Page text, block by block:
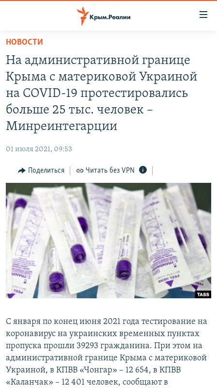
Вернуться
основному
содержанию
Вернутся
главной
навигации
Вернутся
СПЕЦПРОЕКТЫ
ГРУЗ 200
КАРТА ВОЕННЫХ ОБЪЕКТОВ КРЫМА
ВОДА
ИСТОРИЯ
ЕЩЕ
ТЕЛЕПРОЕКТ КРЫМ.РЕАЛИИ
СОВЕТЫ ПРАВОЗАЩИТНИКОВ
ПРОПАВШИЕ БЕЗ ВЕСТИ
ПОБЕДИТЕЛЕЙ НЕ СУДЯТ?
КРЫМ.НЕПОКОРЕННЫЙ
ELIFBE
УКРАИНСКАЯ ПРОБЛЕМА КРЫМА
Українською
Qırımtatar
ПРИСОЕДИНЯЙТЕСЬ!
Все сайты RFE/RL
НОВОСТИ
На административной границе
Крыма с материковой Украиной
на COVID-19 протестировались
больше 25 тыс. человек –
Минреинтегарции
01 июля 2021, 09:53
Поделиться Читать без VPN
С января по конец июня 2021 года тестирование на
коронавирус на украинских временных пунктах
пропуска прошли 39293 гражданина. При этом на
административной границе Крыма с материковой
Украиной, в КПВВ «Чонгар» – 12 654, в КПВВ
«Каланчак» – 12 401 человек, сообщают в